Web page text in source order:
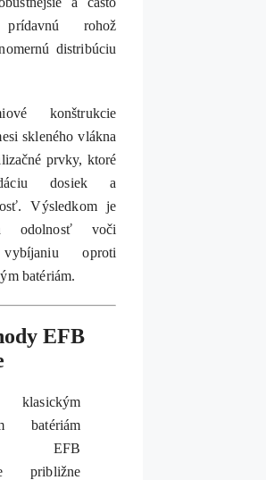
rohož
distribúciu
konštrukcie
skleného vlákna
prvky, ktoré
dosiek a
Výsledkom je
odolnosť voči
vybíjaniu oproti
batériám.
EFB
batériám
EFB
približne